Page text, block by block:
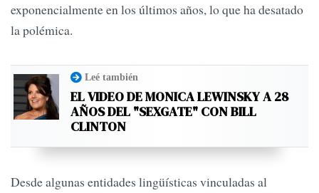
exponencialmente en los últimos años, lo que ha desatado
la polémica.
Leé también
EL VIDEO DE MONICA LEWINSKY A 28
AÑOS DEL "SEXGATE" CON BILL
CLINTON
Desde algunas entidades lingüísticas vinculadas al